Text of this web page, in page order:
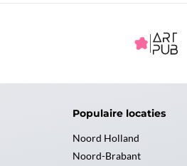
Populaire locaties
Noord Holland
Noord-Brabant